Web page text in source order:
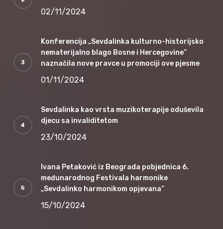
02/11/2024
Konferencija „Sevdalinka kulturno-historijsko
nematerijalno blago Bosne i Hercegovine“
naznačila nove pravce u promociji ove pjesme
01/11/2024
Sevdalinka kao vrsta muzikoterapije oduševila
djecu sa invaliditetom
23/10/2024
Ivana Petaković iz Beograda pobjednica 6.
međunarodnog Festivala harmonike
„Sevdalinko harmonikom opjevana“
15/10/2024